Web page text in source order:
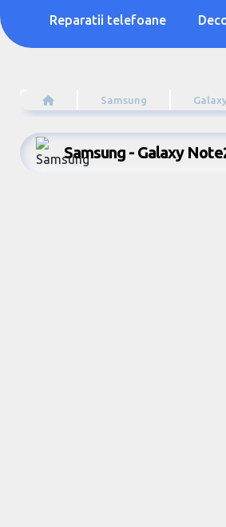
Reparatii telefoane
Samsung
Samsung - Galaxy